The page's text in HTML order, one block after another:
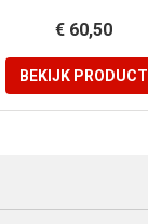
€ 60,50
BEKIJK PRODUCT